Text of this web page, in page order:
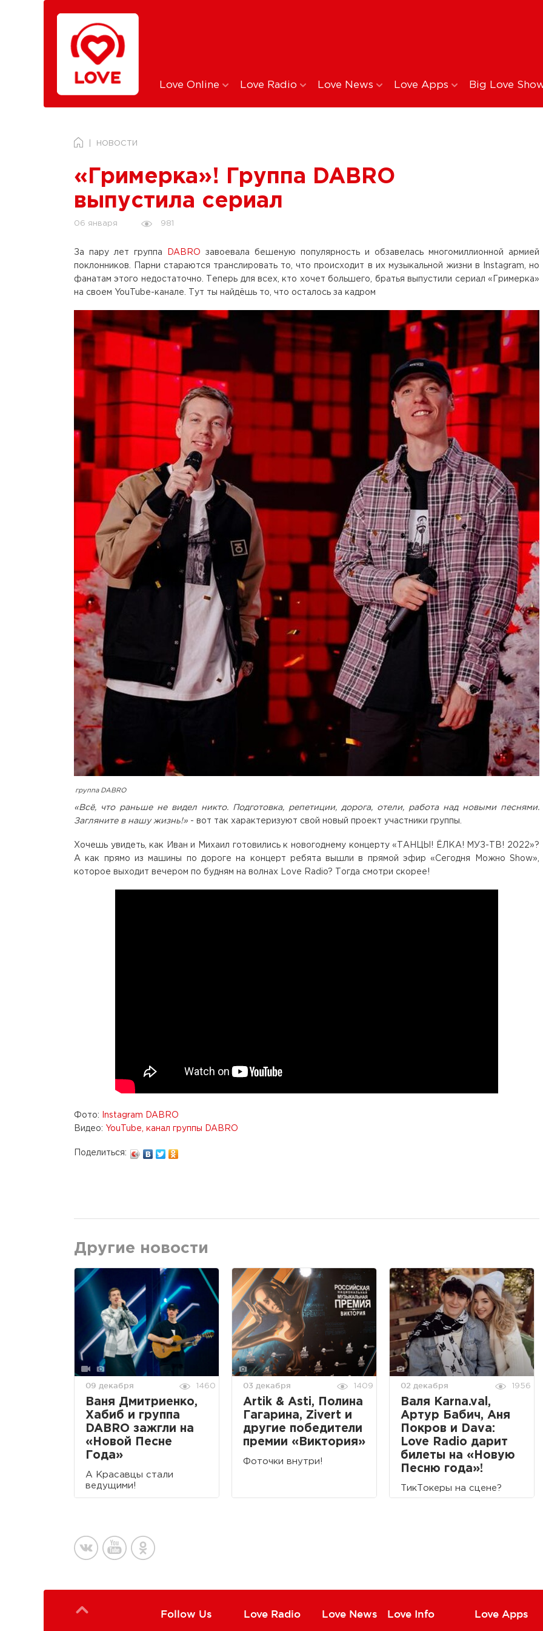
Love Online Love Radio Love News Love Apps Big Love
НОВОСТИ
«Гримерка»! Группа DABRO
выпустила сериал
06 января 981
За пару лет группа DABRO завоевала бешеную популярность и обзавелась многомиллионной армией
поклонников. Парни стараются транслировать то, что происходит в их музыкальной жизни в Instagram, но
фанатам этого недостаточно. Теперь для всех, кто хочет большего, братья выпустили сериал «Гримерка»
на своем YouTube-канале. Тут ты найдёшь то, что осталось за кадром
группа DABRO
«Всё, что раньше не видел никто. Подготовка, репетиции, дорога, отели, работа над новыми песнями.
Загляните в нашу жизнь!» - вот так характеризуют свой новый проект участники группы.
Хочешь увидеть, как Иван и Михаил готовились к новогоднему концерту «ТАНЦЫ! ЁЛКА! МУЗ-ТВ! 2022»?
А как прямо из машины по дороге на концерт ребята вышли в прямой эфир «Сегодня Можно Show»,
которое выходит вечером по будням на волнах Love Radio? Тогда смотри скорее!
Фото:
Instagram DABRO
Видео: YouTube, канал группы DABRO
Поделиться:
Другие новости
09 декабря 1460
Ваня Дмитриенко,
Хабиб и группа
DABRO зажгли на
«Новой Песне
Года»
А Красавцы стали
ведущими!
03 декабря 1409
Artik & Asti, Полина
Гагарина, Zivert и
другие победители
премии «Виктория»
Фоточки внутри!
02 декабря 1956
Валя Karna.val,
Артур Бабич, Аня
Покров и Dava:
Love Radio дарит
билеты на «Новую
Песню года»!
ТикТокеры на сцене?
Follow Us Love Radio Love News Love Info Love Apps